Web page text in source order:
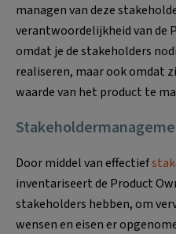
managen van deze
verantwoordelijkheid van de
omdat je de stakeholders
realiseren, maar ook omdat
waarde van het product te
Door middel van effectief
inventariseert de Product
stakeholders hebben, om
wensen en eisen er